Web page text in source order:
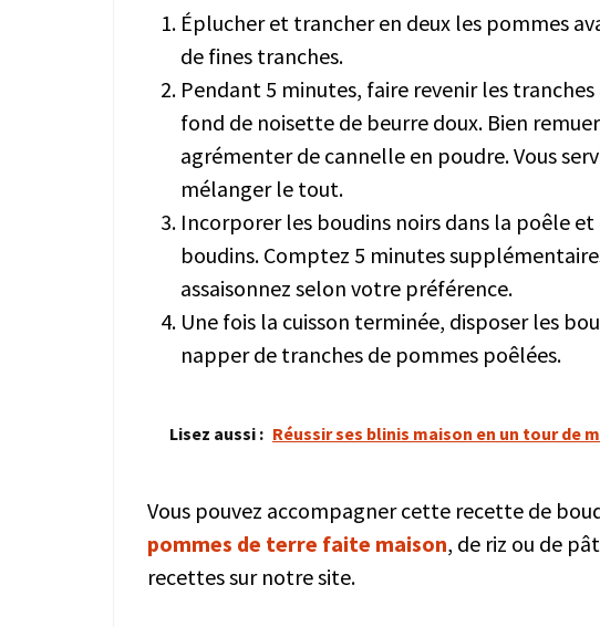
Éplucher et trancher en deux les pommes
de fines tranches.
Pendant 5 minutes, faire revenir les
fond de noisette de beurre doux. Bien
agrémenter de cannelle en poudre. Vous
mélanger le tout.
Incorporer les boudins noirs dans la poêle
boudins. Comptez 5 minutes
assaisonnez selon votre préférence.
Une fois la cuisson terminée, disposer les
napper de tranches de pommes poêlées.
Lisez aussi : Réussir ses blinis maison en un tour de
Vous pouvez accompagner cette recette de
pommes de terre faite maison, de riz ou de
recettes sur notre site.